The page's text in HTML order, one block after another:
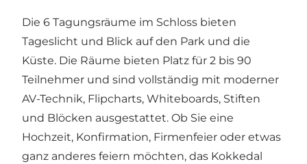
Die 6 Tagungsräume im Schloss bieten
Tageslicht und Blick auf den Park und die
Küste. Die Räume bieten Platz für 2 bis 90
Teilnehmer und sind vollständig mit moderner
AV-Technik, Flipcharts, Whiteboards, Stiften
und Blöcken ausgestattet. Ob Sie eine
Hochzeit, Konfirmation, Firmenfeier oder etwas
ganz anderes feiern möchten, das Kokkedal